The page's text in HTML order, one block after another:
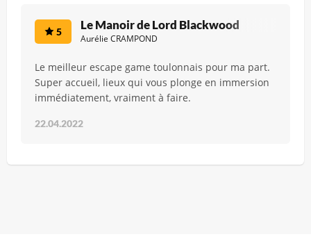
5 Le Manoir de Lord Blackwood
Aurélie CRAMPOND
Le meilleur escape game toulonnais pour ma part.
Super accueil, lieux qui vous plonge en immersion
immédiatement, vraiment à faire.
22.04.2022